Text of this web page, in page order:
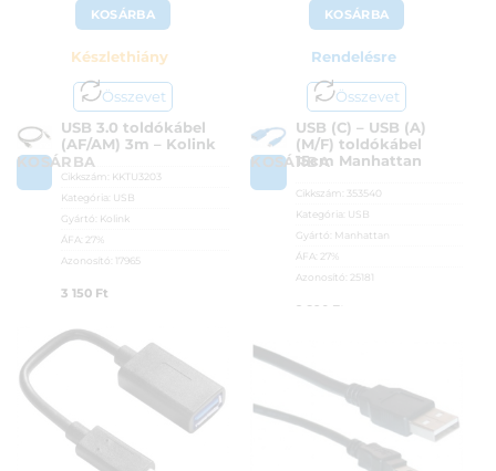
KOSÁRBA
Készlethiány
Összevet
KOSÁRBA
USB 3.0 toldókábel
(AF/AM) 3m – Kolink
Cikkszám: KKTU3203
Kategória: USB
Gyártó: Kolink
ÁFA:
27%
Azonosító: 17965
3 150 Ft
KOSÁRBA
Rendelésre
Összevet
KOSÁRBA
USB (C) – USB (A)
(M/F) toldókábel
15cm Manhattan
Cikkszám:
353540
Kategória: USB
Gyártó: Manhattan
ÁFA:
27%
Azonosító:
25181
2 890 Ft